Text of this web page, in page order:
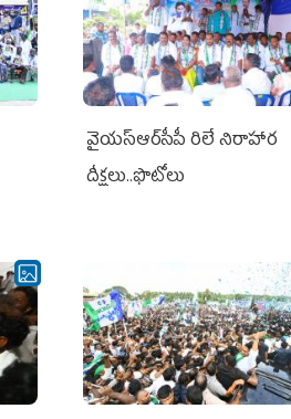
వైయ‌స్ఆర్‌సీపీ రిలే నిరాహార
దీక్షలు..ఫొటోలు